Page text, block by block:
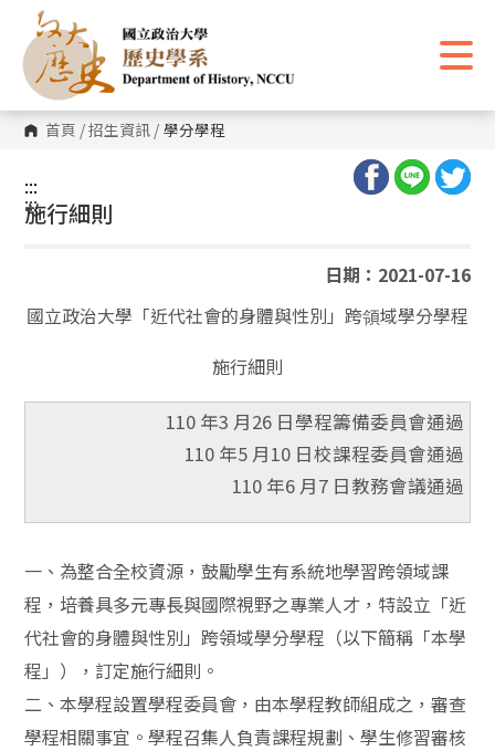
主
要
內
區
塊 首頁 /招生資訊 / 學分學程
:::
:::
施行細則
日期：2021-07-16
國立政治大學「近代社會的身體與性別」跨領域學分學程
施行細則
110 年3 月26 日學程籌備委員會通過
110 年5 月10 日校課程委員會通過
110 年6 月7 日教務會議通過
一、為整合全校資源，鼓勵學生有系統地學習跨領域課
程，培養具多元專長與國際視野之專業人才，特設立「近
代社會的身體與性別」跨領域學分學程（以下簡稱「本學
程」），訂定施行細則。
二、本學程設置學程委員會，由本學程教師組成之，審查
學程相關事宜。學程召集人負責課程規劃、學生修習審核